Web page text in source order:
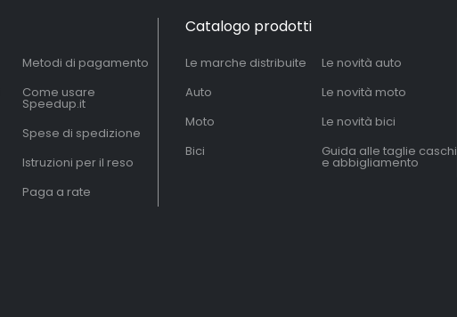
Metodi di pagamento
Come usare
Speedup.it
Spese di spedizione
Istruzioni per il reso
Paga a rate
Catalogo prodotti
Le marche distribuite
Auto
Moto
Bici
Le novità auto
Le novità moto
Le novità bici
Guida alle taglie caschi
e abbigliamento